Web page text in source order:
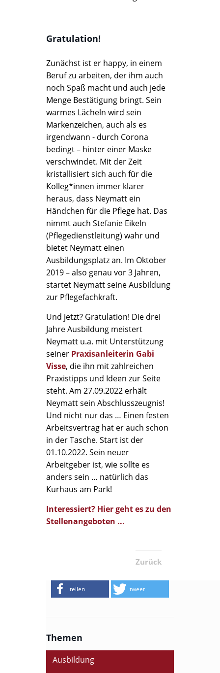
Gratulation!
Zunächst ist er happy, in einem
Beruf zu arbeiten, der ihm auch
noch Spaß macht und auch jede
Menge Bestätigung bringt. Sein
warmes Lächeln wird sein
Markenzeichen, auch als es
irgendwann - durch Corona
bedingt – hinter einer Maske
verschwindet. Mit der Zeit
kristallisiert sich auch für die
Kolleg*innen immer klarer
heraus, dass Neymatt ein
Händchen für die Pflege hat. Das
nimmt auch Stefanie Eikeln
(Pflegedienstleitung) wahr und
bietet Neymatt einen
Ausbildungsplatz an. Im Oktober
2019 – also genau vor 3 Jahren,
startet Neymatt seine Ausbildung
zur Pflegefachkraft.
Und jetzt? Gratulation! Die drei
Jahre Ausbildung meistert
Neymatt u.a. mit Unterstützung
seiner Praxisanleiterin Gabi
Visse, die ihn mit zahlreichen
Praxistipps und Ideen zur Seite
steht. Am 27.09.2022 erhält
Neymatt sein Abschlusszeugnis!
Und nicht nur das … Einen festen
Arbeitsvertrag hat er auch schon
in der Tasche. Start ist der
01.10.2022. Sein neuer
Arbeitgeber ist, wie sollte es
anders sein … natürlich das
Kurhaus am Park!
Interessiert? Hier geht es zu den
Stellenangeboten ...
Zurück
teilen tweet
Themen
Ausbildung